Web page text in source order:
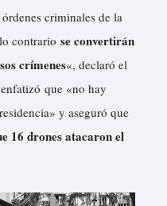
criminales de la
contrario se convertirán
crímenes«, declaró el
enfatizó que «no hay
y aseguró que
16 drones atacaron el